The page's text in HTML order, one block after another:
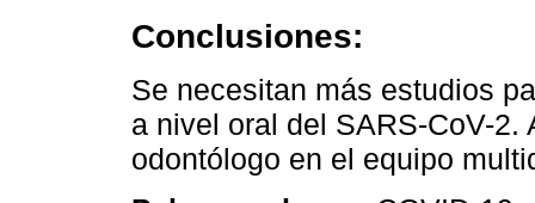
Conclusiones:
Se necesitan más estudios
a nivel oral del SARS-CoV-
odontólogo en el equipo